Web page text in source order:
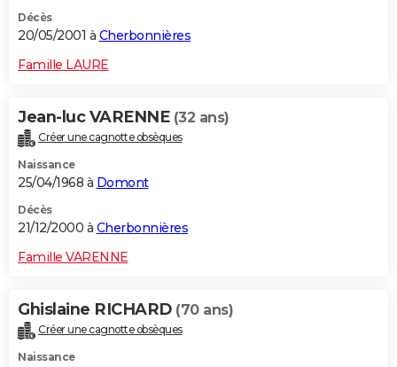
Décès
20/05/2001 à Cherbonnières
Famille LAURE
Jean-luc VARENNE (32 ans)
Créer une cagnotte obsèques
Naissance
25/04/1968 à Domont
Décès
21/12/2000 à Cherbonnières
Famille VARENNE
Ghislaine RICHARD (70 ans)
Créer une cagnotte obsèques
Naissance